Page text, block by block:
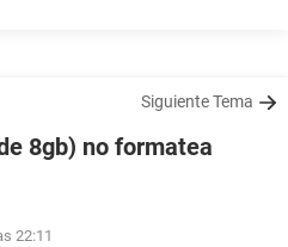
Siguiente Tema
8gb) no formatea
22:11